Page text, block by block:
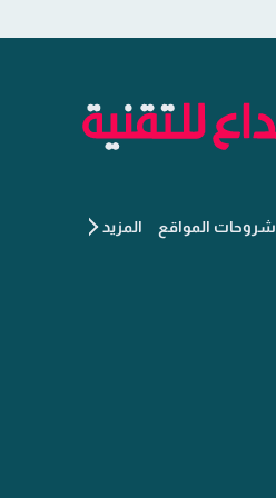
الإبداع للتقنية - جديد
شروحات المواقع المزيد